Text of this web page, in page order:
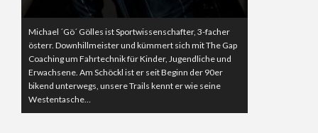
Michael ´Gö´ Gölles ist Sportwissenschafter, 3-facher
österr. Downhillmeister und kümmert sich mit The Gap
Coaching um Fahrtechnik für Kinder, Jugendliche und
Erwachsene. Am Schöckl ist er seit Beginn der 90er
bikend unterwegs, unsere Trails kennt er wie seine
Westentasche…